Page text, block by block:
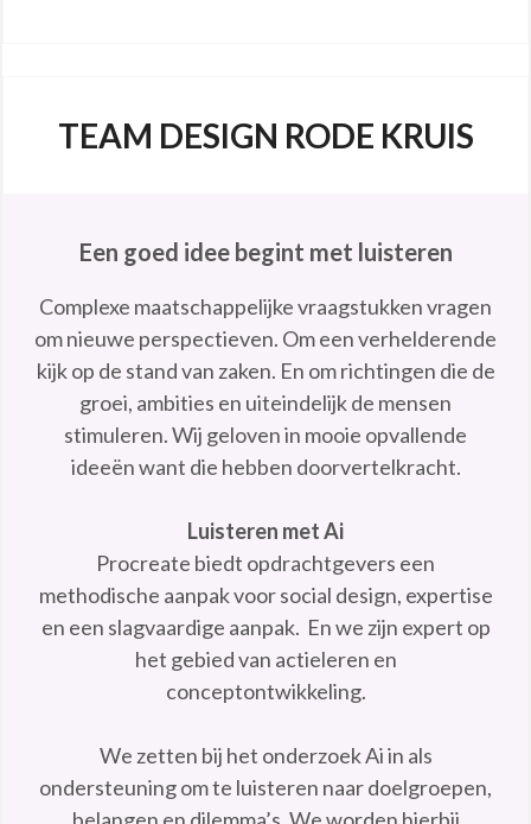
TEAM DESIGN RODE KRUIS
Een goed idee begint met luisteren
Complexe maatschappelijke vraagstukken vragen
om nieuwe perspectieven. Om een verhelderende
kijk op de stand van zaken. En om richtingen die de
groei, ambities en uiteindelijk de mensen
stimuleren. Wij geloven in mooie opvallende
ideeën want die hebben doorvertelkracht.
Luisteren met Ai
Procreate biedt opdrachtgevers een
methodische aanpak voor social design, expertise
en een slagvaardige aanpak. En we zijn expert op
het gebied van actieleren en
conceptontwikkeling.
We zetten bij het onderzoek Ai in als
ondersteuning om te luisteren naar doelgroepen,